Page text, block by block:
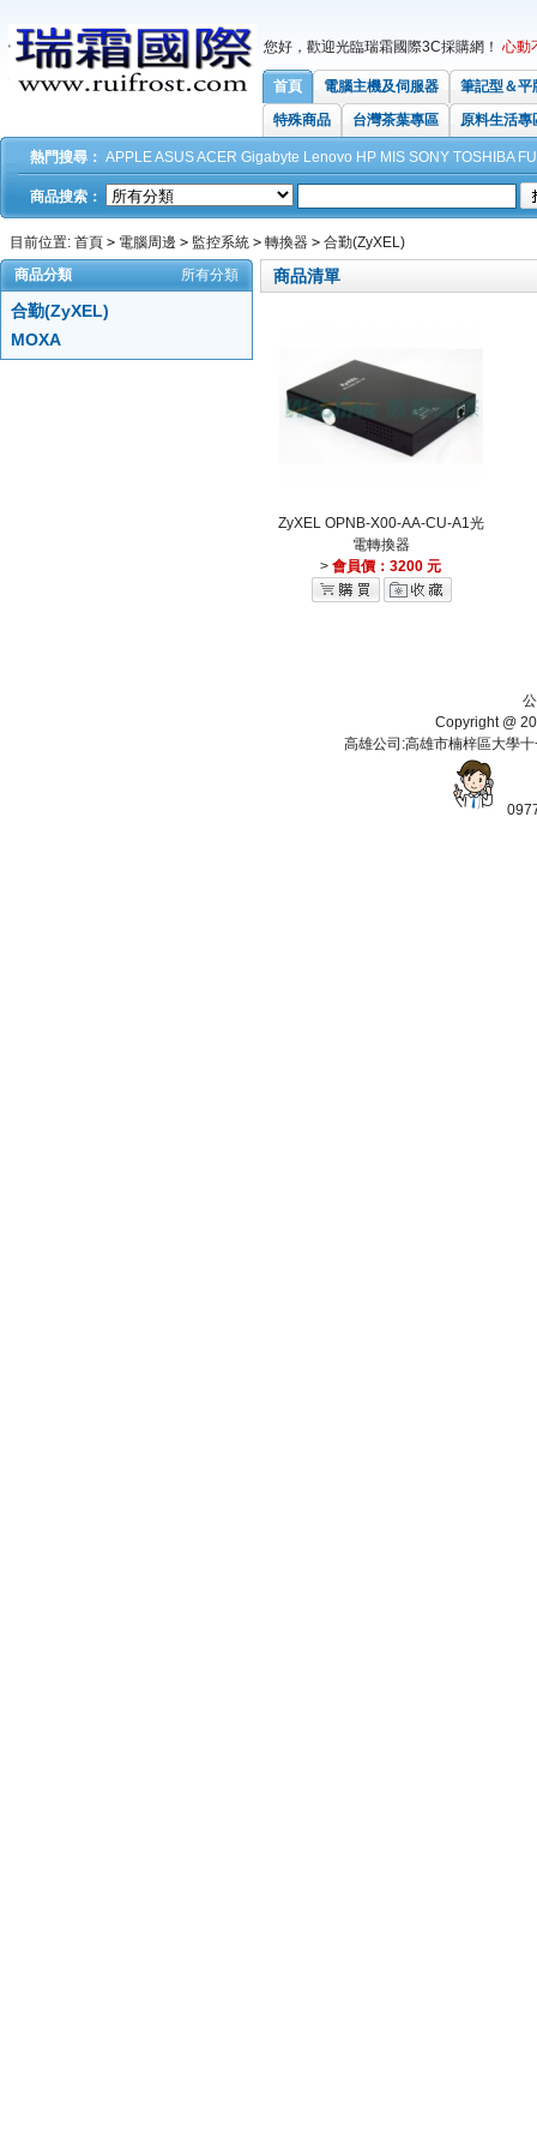
您好，歡迎光臨瑞霜國際3C採購網！ 心動
首頁 電腦主機及伺服器
筆記型＆平
特殊商品
台灣茶葉專區 原料生活專
熱門搜尋： APPLEASUSACER Gigabyte Lenovo HP MIS SONY TOSHIBA
商品搜索：
目前位置: 首頁 > 電腦周邊 > 監控系統 > 轉換器 > 合勤(ZyXEL)
商品分類
所有分類
合勤(ZyXEL)
MOXA
商品清單
ZyXEL OPNB-X00-AA-CU-A1光
電轉換器
>會員價：3200 元
Copyright @
高雄公司:高雄市楠梓區大學